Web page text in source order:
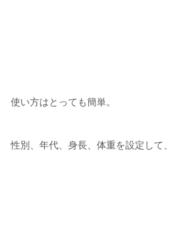
使い方はとっても簡単。
性別、年代、身長、体重を設定して、